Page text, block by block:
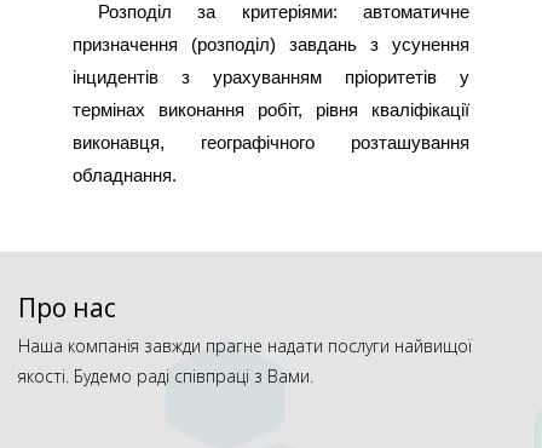
Розподіл за критеріями: автоматичне
призначення (розподіл) завдань з усунення
інцидентів з урахуванням пріоритетів у
термінах виконання робіт, рівня кваліфікації
виконавця, географічного розташування
обладнання.
Про нас
Наша компанія завжди прагне надати послуги найвищої
якості. Будемо раді співпраці з Вами.